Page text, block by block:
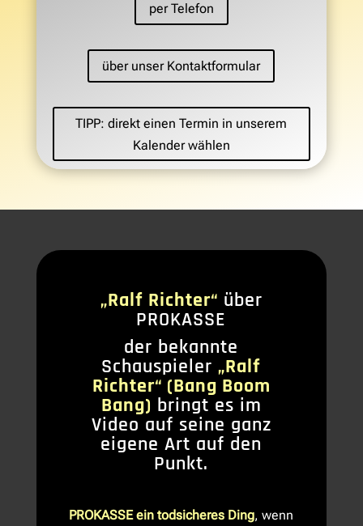
per Telefon
über unser Kontaktformular
TIPP: direkt einen Termin in unserem
Kalender wählen
„Ralf Richter“ über
PROKASSE
der bekannte
Schauspieler„Ralf
Richter“ (Bang Boom
Bang) bringt es im
Video auf seine ganz
eigene Art auf den
Punkt.
PROKASSE ein todsicheres Ding, wenn